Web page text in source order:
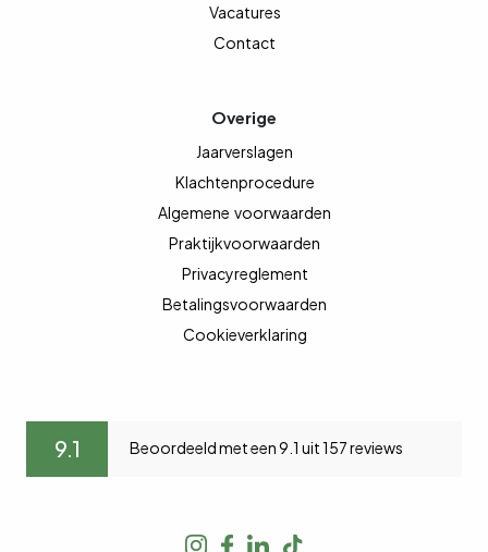
Vacatures
Contact
Overige
Jaarverslagen
Klachtenprocedure
Algemene voorwaarden
Praktijkvoorwaarden
Privacyreglement
Betalingsvoorwaarden
Cookieverklaring
9.1 Beoordeeld met een 9.1 uit 157 reviews